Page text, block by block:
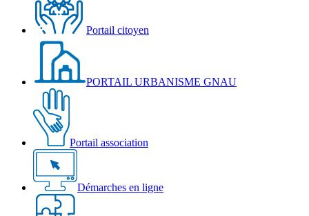
Portail citoyen
PORTAIL URBANISME GNAU
Portail association
Démarches en ligne